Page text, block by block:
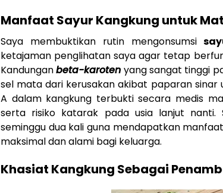
Manfaat Sayur Kangkung untuk
Saya membuktikan rutin mengonsumsi
ketajaman penglihatan saya agar tetap
Kandunganbeta-karoten yang sangat tinggi
sel mata dari kerusakan akibat paparan
A dalam kangkung terbukti secara medis
serta risiko katarak pada usia lanjut nanti.
seminggu dua kali guna mendapatkan
maksimal dan alami bagi keluarga.
Khasiat Kangkung Sebagai